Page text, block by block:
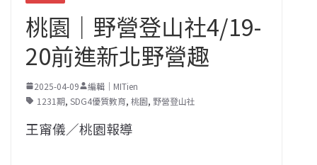
桃園｜野營登山社4/19-
20前進新北野營趣
2025-04-09
編輯｜MITien
1231期, SDG4優質教育, 桃園, 野營登山社
王甯儀／桃園報導